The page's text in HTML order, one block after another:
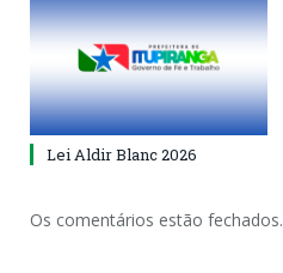
Lei Aldir Blanc 2026
Os comentários estão fechados.